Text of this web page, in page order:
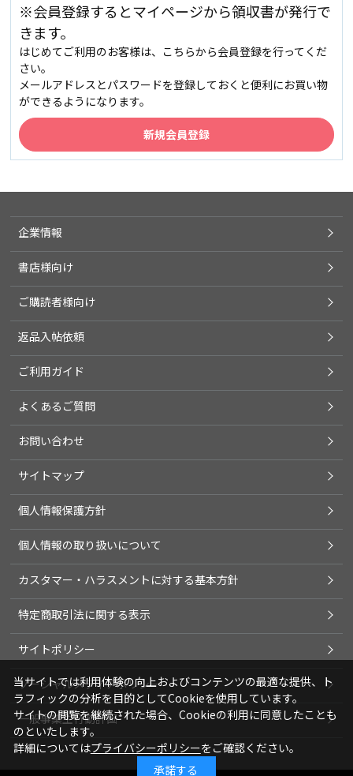
※会員登録するとマイページから領収書が発行で
きます。
はじめてご利用のお客様は、こちらから会員登録を行ってくだ
さい。
メールアドレスとパスワードを登録しておくと便利にお買い物
ができるようになります。
企業情報
書店様向け
ご購読者様向け
返品入帖依頼
ご利用ガイド
よくあるご質問
お問い合わせ
サイトマップ
個人情報保護方針
個人情報の取り扱いについて
カスタマー・ハラスメントに対する基本方針
特定商取引法に関する表示
サイトポリシー
ソーシャルメディアポリシー
一般事業主行動計画
当サイトでは利用体験の向上およびコンテンツの最適な提供、ト
ラフィックの分析を目的としてCookieを使用しています。
サイトの閲覧を継続された場合、Cookieの利用に同意したことも
のといたします。
詳細についてはプライバシーポリシーをご確認ください。
承諾する